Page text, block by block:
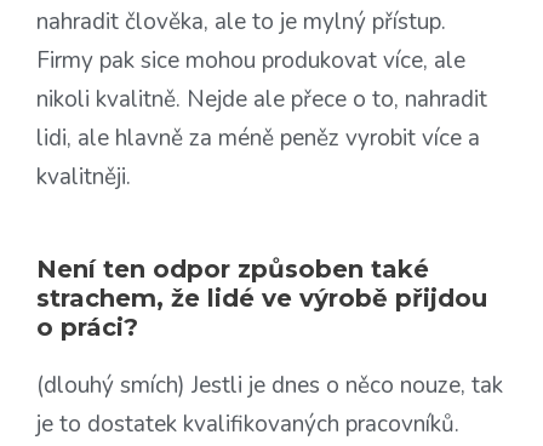
nahradit člověka, ale to je mylný přístup.
Firmy pak sice mohou produkovat více, ale
nikoli kvalitně. Nejde ale přece o to, nahradit
lidi, ale hlavně za méně peněz vyrobit více a
kvalitněji.
Není ten odpor způsoben také
strachem, že lidé ve výrobě přijdou
o práci?
(dlouhý smích) Jestli je dnes o něco nouze, tak
je to dostatek kvalifikovaných pracovníků.